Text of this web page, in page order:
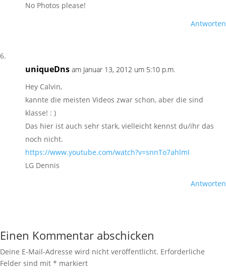
No Photos please!
Antworten
uniqueDns am Januar 13, 2012 um 5:10 p.m.
Hey Calvin,
kannte die meisten Videos zwar schon, aber die sind
klasse! : )
Das hier ist auch sehr stark, vielleicht kennst du/ihr das
noch nicht.
https://www.youtube.com/watch?v=snnTo7ahlmI
LG Dennis
Antworten
Einen Kommentar abschicken
Deine E-Mail-Adresse wird nicht veröffentlicht. Erforderliche
Felder sind mit * markiert